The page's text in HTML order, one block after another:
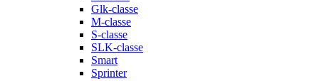
Glk-classe
M-classe
S-classe
SLK-classe
Smart
Sprinter